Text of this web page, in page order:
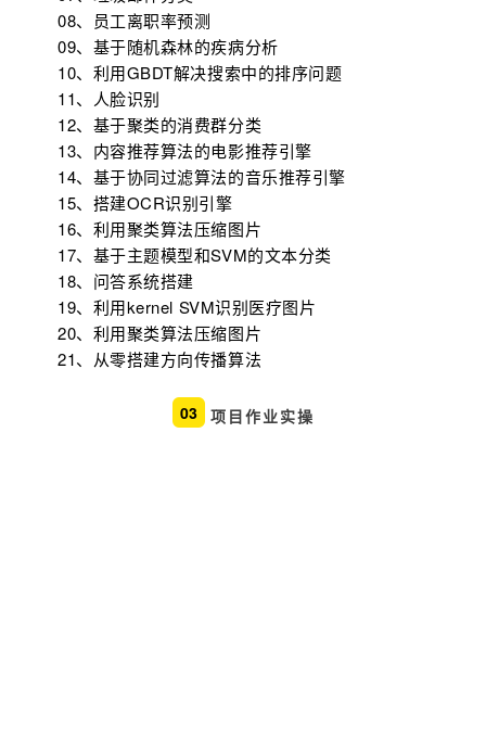
08、
员工离职率预测
09、 基于随机森林的疾病分析
10、 利用GBDT解决搜索中的排序问题
11、
人脸识别
12、 基于聚类的消费群分类
13、 内容推荐算法的电影推荐引擎
14、 基于协同过滤算法的音乐推荐引擎
15、 搭建OCR识别引擎
16、 利用聚类算法压缩图片
17、 基于主题模型和SVM的文本分类
18、 问答系统搭建
19、 利用kernel SVM识别医疗图片
20、 利用聚类算法压缩图片
21、
从零搭建方向传播算法
03 项目作业实操